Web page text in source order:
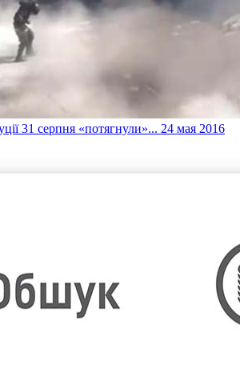
31 серпня «потягнули»... 24 мая 2016